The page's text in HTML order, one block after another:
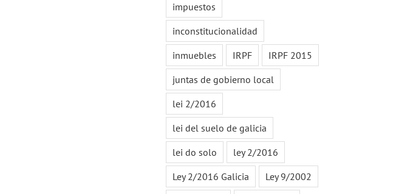
impuestos
inconstitucionalidad
inmuebles
IRPF
IRPF 2015
juntas de gobierno local
lei 2/2016
lei del suelo de galicia
lei do solo
ley 2/2016
Ley 2/2016 Galicia
Ley 9/2002